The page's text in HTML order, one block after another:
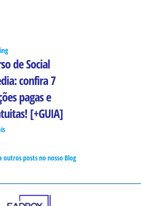
de Social
confira 7
pagas e
[+GUIA]
outros posts no nosso Blog